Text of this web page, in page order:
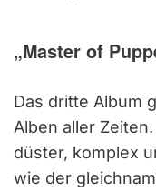
„Master of
Das dritte Album
Alben aller
düster, komplex
wie der